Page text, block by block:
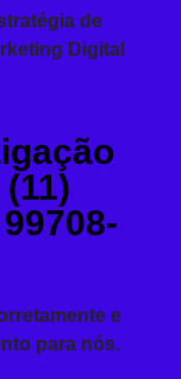
de
Digital
e
para nós.